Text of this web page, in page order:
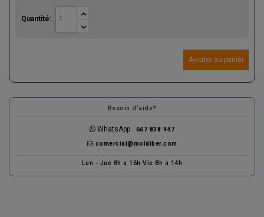
Quantité:


Ajouter au panier
Besoin d'aide?
WhatsApp 667 838 947
comercial@moldiber.com
Lun - Jue 8h a 16h Vie 8h a 14h